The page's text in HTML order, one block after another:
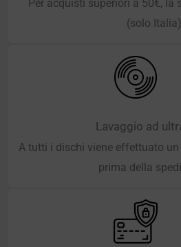
Per acquisti superiori a 50€, la
(solo Italia)
Lavaggio ad
A tutti i dischi viene effettuato
prima della